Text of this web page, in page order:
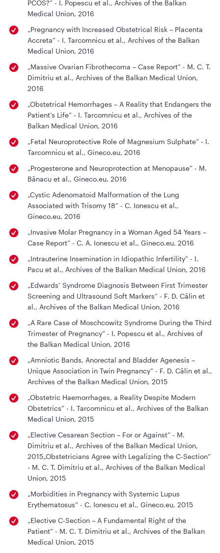
PCOS?” - I. Popescu et al., Archives of the Balkan
Medical Union, 2016
„Pregnancy with Increased Obstetrical Risk – Placenta
Accreta” - I. Tarcomnicu et al., Archives of the Balkan
Medical Union, 2016
„Massive Ovarian Fibrothecoma – Case Report” - M. C. T.
Dimitriu et al., Archives of the Balkan Medical Union,
2016
„Obstetrical Hemorrhages – A Reality that Endangers the
Patient’s Life” - I. Tarcomnicu et al., Archives of the
Balkan Medical Union, 2016
„Fetal Neuroprotective Role of Magnesium Sulphate” - I.
Tarcomnicu et al., Gineco.eu, 2016
„Progesterone and Neuroprotection at Menopause” - M.
Bănacu et al., Gineco.eu, 2016
„Cystic Adenomatoid Malformation of the Lung
Associated with Trisomy 18” - C. Ionescu et al.,
Gineco.eu, 2016
„Invasive Molar Pregnancy in a Woman Aged 54 Years –
Case Report” - C. A. Ionescu et al., Gineco.eu, 2016
„Intrauterine Insemination in Idiopathic Infertility” - I.
Pacu et al., Archives of the Balkan Medical Union, 2016
„Edwards’ Syndrome Diagnosis Between First Trimester
Screening and Ultrasound Soft Markers” - F. D. Călin et
al., Archives of the Balkan Medical Union, 2016
„A Rare Case of Moschcowitz Syndrome During the Third
Trimester of Pregnancy” - I. Popescu et al., Archives of
the Balkan Medical Union, 2016
„Amniotic Bands, Anorectal and Bladder Agenesis –
Unique Association in Twin Pregnancy” - F. D. Călin et al.,
Archives of the Balkan Medical Union, 2015
„Obstetric Haemorrhages, a Reality Despite Modern
Obstetrics” - I. Tarcomnicu et al., Archives of the Balkan
Medical Union, 2015
„Elective Cesarean Section – For or Against” - M.
Dimitriu et al., Archives of the Balkan Medical Union,
2015„Obstetricians Agree with Legalizing the C-Section”
- M. C. T. Dimitriu et al., Archives of the Balkan Medical
Union, 2015
„Morbidities in Pregnancy with Systemic Lupus
Erythematosus” - C. Ionescu et al., Gineco.eu, 2015
„Elective C-Section – A Fundamental Right of the
Patient” - M. C. T. Dimitriu et al., Archives of the Balkan
Medical Union, 2015